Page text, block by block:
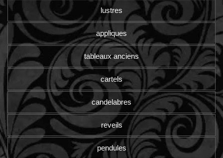
lustres
appliques
tableaux anciens
cartels
candelabres
reveils
pendules